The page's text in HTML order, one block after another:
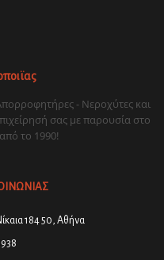
- Νεροχύτες και
σας με παρουσία στο
το 1990!
184 50, Αθήνα